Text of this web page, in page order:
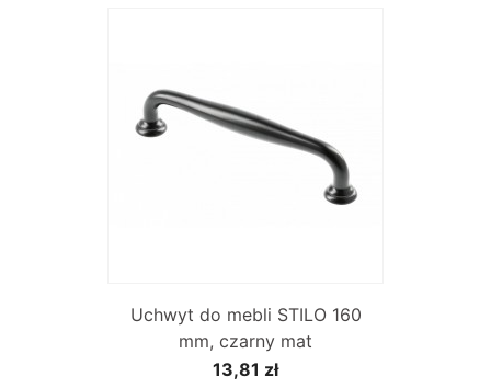
Uchwyt do mebli STILO 160
mm, czarny mat
13,81 zł